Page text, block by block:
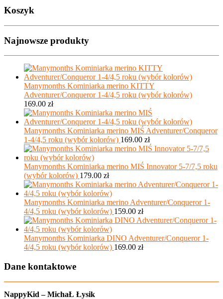
Koszyk
Najnowsze produkty
Manymonths Kominiarka merino KITTY
Adventurer/Conqueror 1-4/4,5 roku (wybór kolorów)
169.00 zł
Manymonths Kominiarka merino MIŚ Adventurer/Conqueror
1-4/4,5 roku (wybór kolorów) 169.00 zł
Manymonths Kominiarka merino MIŚ Innovator 5-7/7,5 roku
(wybór kolorów) 179.00 zł
Manymonths Kominiarka merino Adventurer/Conqueror 1-
4/4,5 roku (wybór kolorów) 159.00 zł
Manymonths Kominiarka DINO Adventurer/Conqueror 1-
4/4,5 roku (wybór kolorów) 169.00 zł
Dane kontaktowe
NappyKid – MichaŁ Łysik